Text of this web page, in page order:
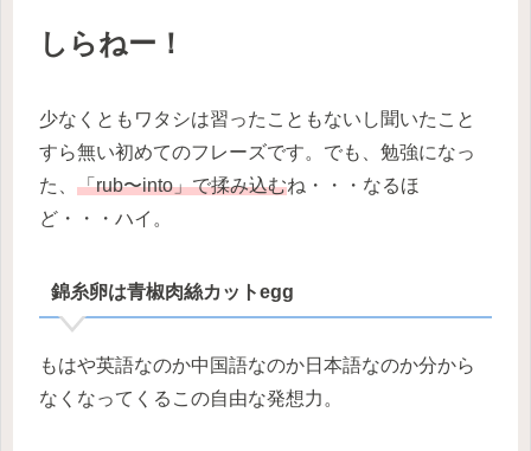
しらねー！
少なくともワタシは習ったこともないし聞いたこと
すら無い初めてのフレーズです。でも、勉強になっ
た、 「rub〜into」で揉み込むね・・・なるほ
ど・・・ハイ。
錦糸卵は青椒肉絲カットegg
もはや英語なのか中国語なのか日本語なのか分から
なくなってくるこの自由な発想力。